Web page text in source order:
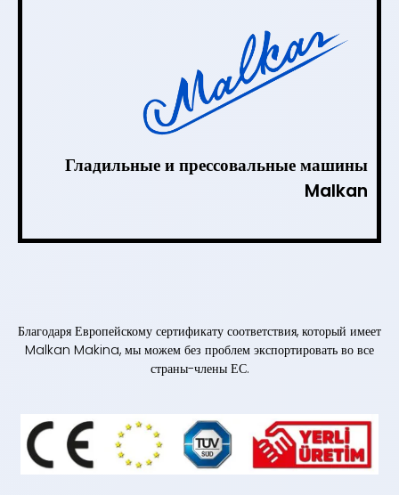
Гладильные и прессовальные машины
Malkan
Благодаря Европейскому сертификату соответствия, который имеет
Malkan Makina, мы можем без проблем экспортировать во все
страны-члены ЕС.